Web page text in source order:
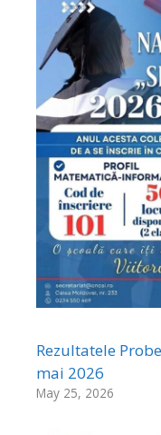
Rezultatele
mai 2026
May 25, 2026